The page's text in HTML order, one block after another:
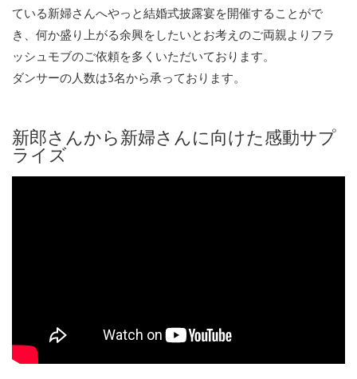
ている新婦さんへやっと結婚式披露宴を開催することがで
き、何か盛り上がる余興をしたいとお考えのご両親よりフラ
ッシュモブのご依頼を多くいただいております。
ダンサーの人数は3名から承っております。
新郎さんから新婦さんに向けた感動サプ
ライズ